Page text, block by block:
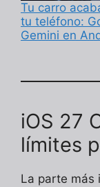
Tu carro
tu teléfono:
Gemini en
iOS 27
límites
La parte más